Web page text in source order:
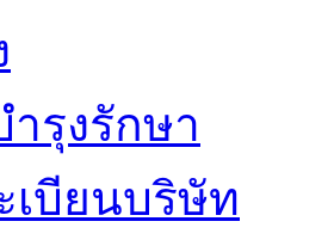
ำรุงรักษา
เบียนบริษัท